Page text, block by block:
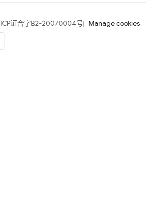
ICP证合字B2-20070004号 Manage cookies